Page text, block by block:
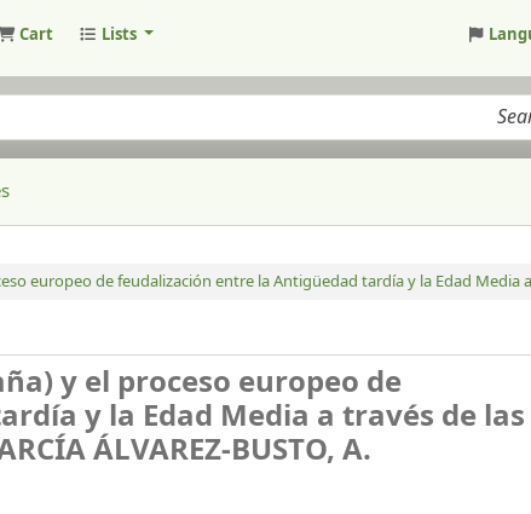
Cart Lists
europeo de feudalización entre la Antigüedad tardía y la Edad Media
y el proceso europeo de
y la Edad Media a través de las
ÁLVAREZ-BUSTO, A.